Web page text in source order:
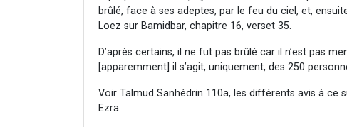
brûlé, face à ses adeptes, par le feu du ciel, et,
Loez sur Bamidbar, chapitre 16, verset 35.
D’après certains, il ne fut pas brûlé car il n’est pas
[apparemment] il s’agit, uniquement, des 250
Voir Talmud Sanhédrin 110a, les différents avis à ce
Ezra.